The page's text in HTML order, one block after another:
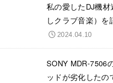
私の愛したDJ機
しクラブ音楽）を
2024.04.10
SONY MDR-7506
ッドが劣化したの